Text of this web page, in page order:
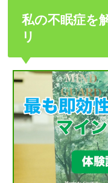
私の不眠症を
リ